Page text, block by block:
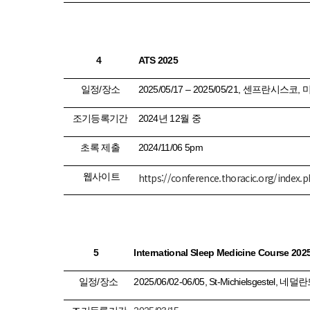
4 ATS 2025
일정/장소 2025/05/17– 2025/05/21, 센프란시스코,
조기등록기간 2024년 12월 중
초록 제출 2024/11/06 5pm
웹사이트 https://conference.thoracic.org/
5 International Sleep Medicine Course
일정/장소 2025/06/02-06/05, St-Michielsgestel, 네덜란